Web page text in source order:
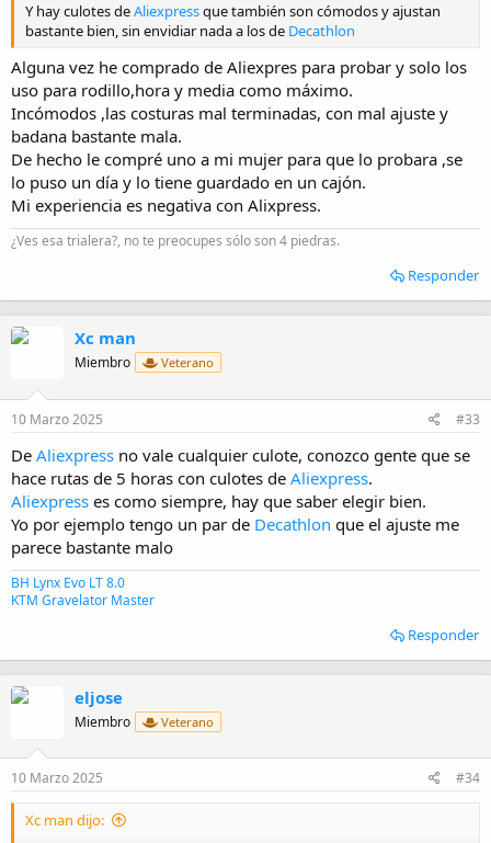
Y hay culotes deAliexpressque también son cómodos y ajustan
bastante bien, sin envidiar nada a los de Decathlon
Alguna vez he comprado de Aliexpres para probar y solo los
uso para rodillo,hora y media como máximo.
Incómodos ,las costuras mal terminadas, con mal ajuste y
badana bastante mala.
De hecho le compré uno a mi mujer para que lo probara ,se
lo puso un día y lo tiene guardado en un cajón.
Mi experiencia es negativa con Alixpress.
¿Ves esa trialera?, no te preocupes sólo son 4 piedras.
Responder
Xc man
Miembro Veterano
10 Marzo 2025 #33
De Aliexpress no vale cualquier culote, conozco gente que se
hace rutas de 5 horas con culotes de Aliexpress.
Aliexpress es como siempre, hay que saber elegir bien.
Yo por ejemplo tengo un par de Decathlon que el ajuste me
parece bastante malo
BH Lynx Evo LT 8.0
KTM Gravelator Master
Responder
eljose
Miembro Veterano
10 Marzo 2025 #34
Xc man dijo: